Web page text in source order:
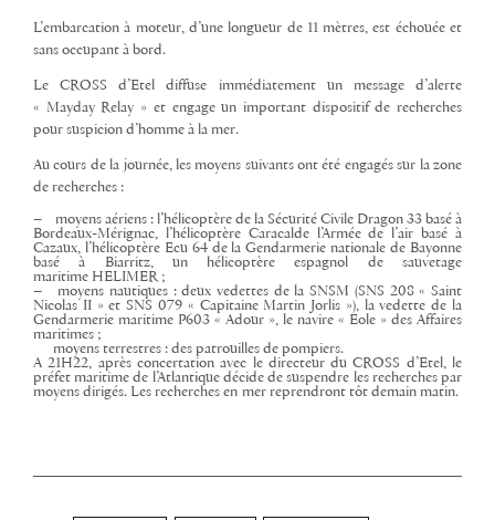
L’embarcation à moteur, d’une longueur de 11 mètres, est échouée et
sans occupant à bord.
Le CROSS d’Etel diffuse immédiatement un message d’alerte
« Mayday Relay » et engage un important dispositif de recherches
pour suspicion d’homme à la mer.
Au cours de la journée, les moyens suivants ont été engagés sur la zone
de recherches :
–
moyens aériens : l’hélicoptère de la Sécurité Civile Dragon 33 basé à
Bordeaux-Mérignac, l’hélicoptère Caracalde l’Armée de l’air basé à
Cazaux, l’hélicoptère Ecu 64 de la Gendarmerie nationale de Bayonne
basé à Biarritz, un hélicoptère espagnol de sauvetage
maritime HELIMER ;
–
moyens nautiques : deux vedettes de la SNSM (SNS 208 « Saint
Nicolas II » et SNS 079 « Capitaine Martin Jorlis »),
la vedette de la
Gendarmerie maritime P603 « Adour », le navire « Eole » des Affaires
maritimes ;
moyens terrestres : des patrouilles de pompiers.
A 21H22, après concertation avec le directeur du CROSS d’Etel, le
préfet maritime de l’Atlantique décide de suspendre les recherches par
moyens dirigés. Les recherches en mer reprendront tôt demain matin.